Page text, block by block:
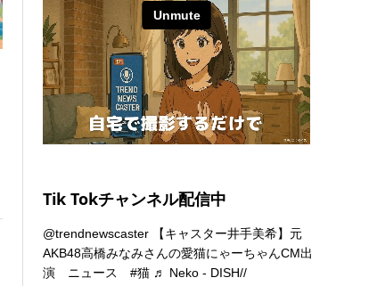
Tik Tokチャンネル配信中
@trendnewscaster 【キャスター井手美希】元
AKB48高橋みなみさんの愛猫にゃーちゃんCM出
演 ニュース#猫 ♬ Neko - DISH//